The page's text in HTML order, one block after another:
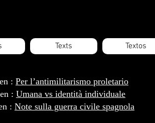
Texts Textos
: Per l’antimilitarismo proletario
: Umana vs identità individuale
: Note sulla guerra civile spagnola